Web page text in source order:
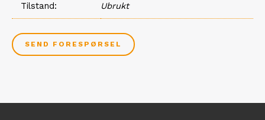
Tilstand Ubrukt
SEND FORESPØRSEL